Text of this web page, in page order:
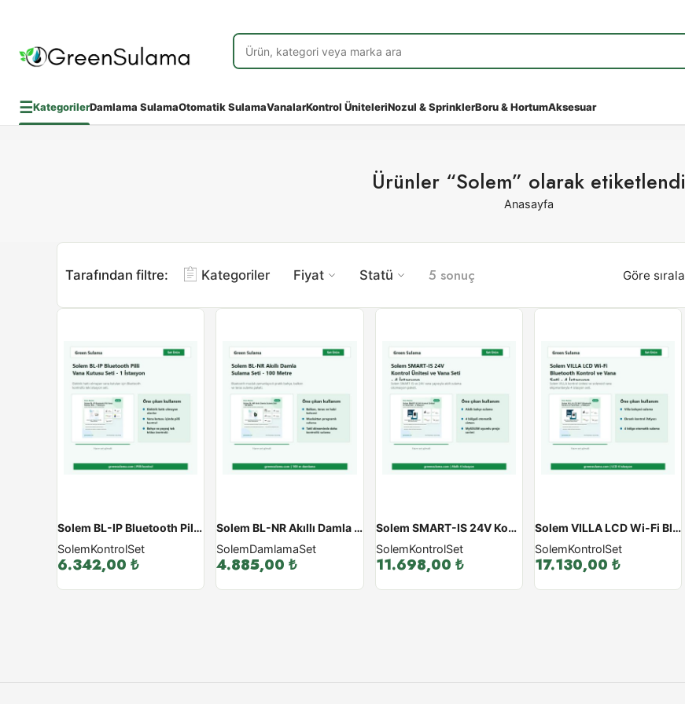
☰KategorilerDamlama SulamaOtomatik SulamaVanalarKontrol ÜniteleriNozul & SprinklerBoru & HortumAksesuar
Ürünler “Solem” olarak etiketlendi
Anasayfa
Tarafından filtre: Kategoriler Fiyat Statü 5 sonuç Göre sırala
Solem BL-IP Bluetooth Pilli Vana Kutusu Seti - 1 İstasyon
SolemKontrolSet
6.342,00 ₺
Solem BL-NR Akıllı Damla Sulama Seti - 100 Metre
SolemDamlamaSet
4.885,00₺
Solem SMART-IS 24V Kontrol Ünitesi ve Vana Seti - 4 İstasyon
SolemKontrolSet
11.698,00 ₺
Solem VILLA LCD Wi-Fi Bluetooth Kontrol ve Vana Seti - 4 İstasyon
SolemKontrolSet
17.130,00 ₺